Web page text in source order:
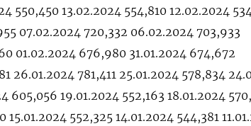
550,450 13.02.2024 554,810 12.02.2024
07.02.2024 720,332 06.02.2024 703,933
01.02.2024 676,980 31.01.2024 674,672
26.01.2024 781,411 25.01.2024 578,834
605,056 19.01.2024 552,163 18.01.2024
552,325 14.01.2024 544,381